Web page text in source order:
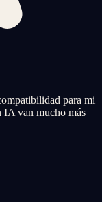
para mi
IA van mucho más